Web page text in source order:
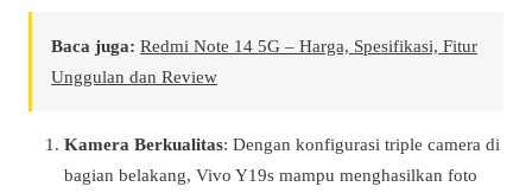
Baca juga: Redmi Note 14 5G – Harga, Spesifikasi, Fitur
Unggulan dan Review
Kamera Berkualitas: Dengan konfigurasi triple camera di
bagian belakang, Vivo Y19s mampu menghasilkan foto